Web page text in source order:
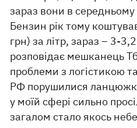
зараз вони в середньому
Бензин рік тому
грн) за літр, зараз – 3-
розповідає мешканець
проблеми з логістикою
РФ порушилися
у моїй сфері сильно
загалом стало якось